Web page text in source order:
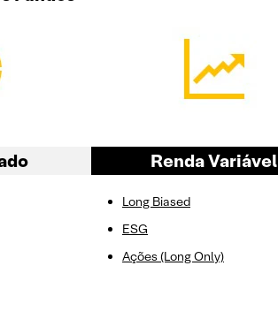
Renda Variável
Long Biased
ESG
Ações (Long Only)